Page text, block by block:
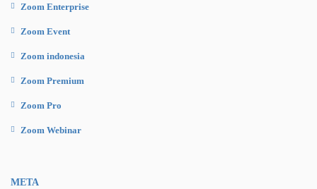
Zoom Enterprise
Zoom Event
Zoom indonesia
Zoom Premium
Zoom Pro
Zoom Webinar
META